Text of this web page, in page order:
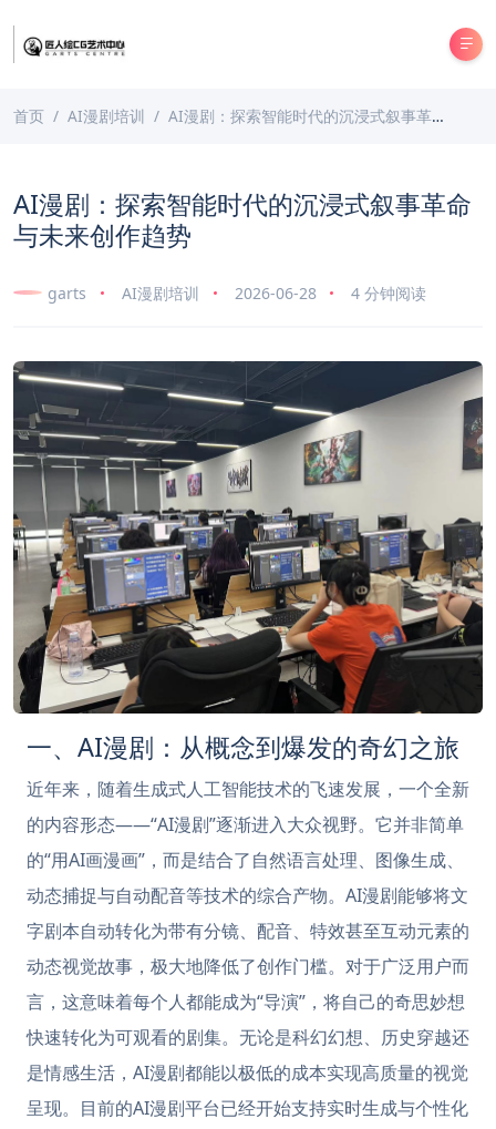
首页 AI漫剧培训 AI漫剧：探索智能时代的沉浸式叙事革命与未来创作趋势
AI漫剧：探索智能时代的沉浸式叙事革命
与未来创作趋势
garts AI漫剧培训 2026-06-28 4 分钟阅读
一、AI漫剧：从概念到爆发的奇幻之旅
近年来，随着生成式人工智能技术的飞速发展，一个全新
的内容形态——“AI漫剧”逐渐进入大众视野。它并非简单
的“用AI画漫画”，而是结合了自然语言处理、图像生成、
动态捕捉与自动配音等技术的综合产物。AI漫剧能够将文
字剧本自动转化为带有分镜、配音、特效甚至互动元素的
动态视觉故事，极大地降低了创作门槛。对于广泛用户而
言，这意味着每个人都能成为“导演”，将自己的奇思妙想
快速转化为可观看的剧集。无论是科幻幻想、历史穿越还
是情感生活，AI漫剧都能以极低的成本实现高质量的视觉
呈现。目前的AI漫剧平台已经开始支持实时生成与个性化